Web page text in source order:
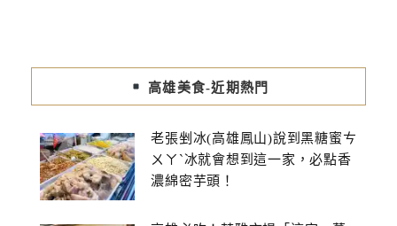
高雄美食-近期熱門
老張剉冰(高雄鳳山)說到黑糖蜜ㄘ
ㄨㄚˋ冰就會想到這一家，必點香
濃綿密芋頭！